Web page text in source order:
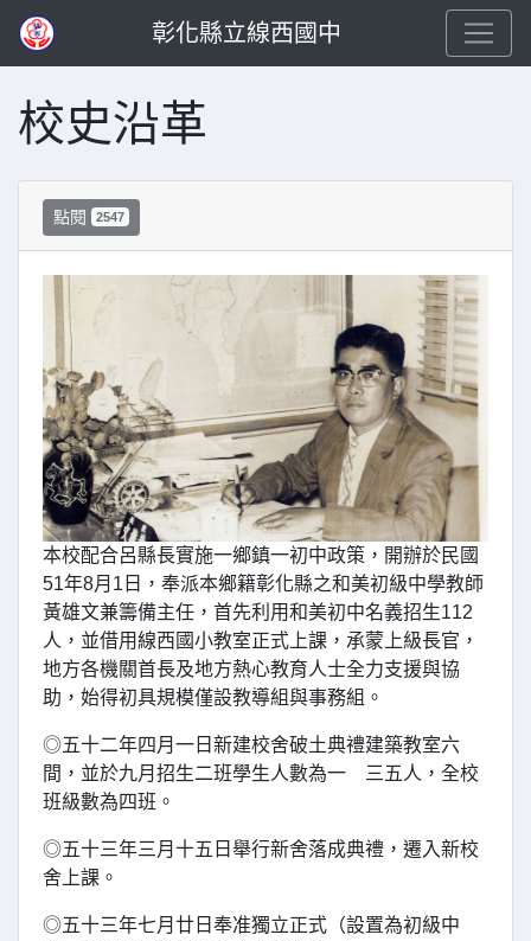
彰化縣立線西國中
校史沿革
點閱 2547
本校配合呂縣長實施一鄉鎮一初中政策，開辦於民國
51年8月1日，奉派本鄉籍彰化縣之和美初級中學教師
黃雄文兼籌備主任，首先利用和美初中名義招生112
人，並借用線西國小教室正式上課，承蒙上級長官，
地方各機關首長及地方熱心教育人士全力支援與協
助，始得初具規模僅設教導組與事務組。
◎五十二年四月一日新建校舍破土典禮建築教室六
間，並於九月招生二班學生人數為一 三五人，全校
班級數為四班。
◎五十三年三月十五日舉行新舍落成典禮，遷入新校
舍上課。
◎五十三年七月廿日奉准獨立正式（設置為初級中